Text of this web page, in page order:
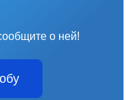
о ней!